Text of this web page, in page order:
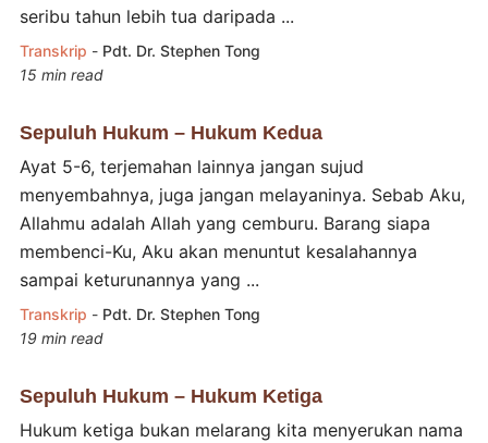
seribu tahun lebih tua daripada ...
Transkrip - Pdt. Dr. Stephen Tong
15 min read
Sepuluh Hukum – Hukum Kedua
Ayat 5-6, terjemahan lainnya jangan sujud
menyembahnya, juga jangan melayaninya. Sebab Aku,
Allahmu adalah Allah yang cemburu. Barang siapa
membenci-Ku, Aku akan menuntut kesalahannya
sampai keturunannya yang ...
Transkrip - Pdt. Dr. Stephen Tong
19 min read
Sepuluh Hukum – Hukum Ketiga
Hukum ketiga bukan melarang kita menyerukan nama